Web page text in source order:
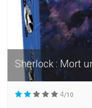
Sherlock : Mort
4/10